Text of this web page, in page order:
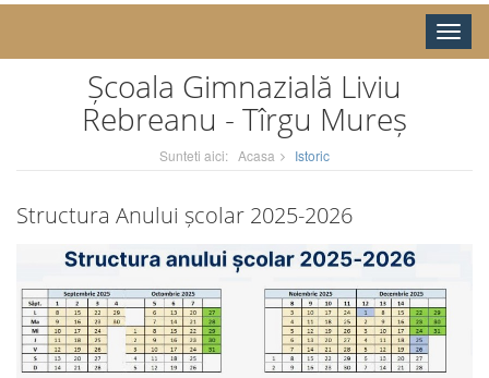
Toggle
Școala Gimnazială Liviu
Rebreanu - Tîrgu Mureș
Sunteti aici: Acasa Istoric
Structura Anului școlar 2025-2026